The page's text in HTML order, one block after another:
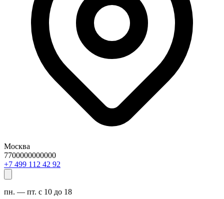
Москва
7700000000000
29 24 211 994 7+
пн. — пт. с 10 до 18